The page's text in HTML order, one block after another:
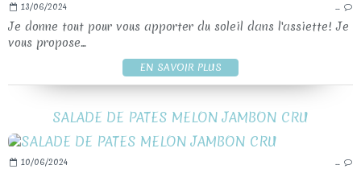
13/06/2024 …
Je donne tout pour vous apporter du soleil dans l'assiette! Je
vous propose...
EN SAVOIR PLUS
SALADE DE PATES MELON JAMBON CRU
10/06/2024 …